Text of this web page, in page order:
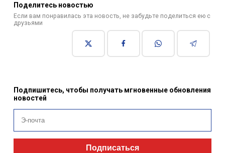
Поделитесь новостью
Если вам понравилась эта новость, не забудьте поделиться ею с
друзьями
Подпишитесь, чтобы получать мгновенные обновления
новостей
Подписаться